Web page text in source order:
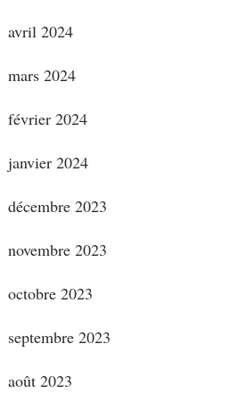
avril 2024
mars 2024
février 2024
janvier 2024
décembre 2023
novembre 2023
octobre 2023
septembre 2023
août 2023